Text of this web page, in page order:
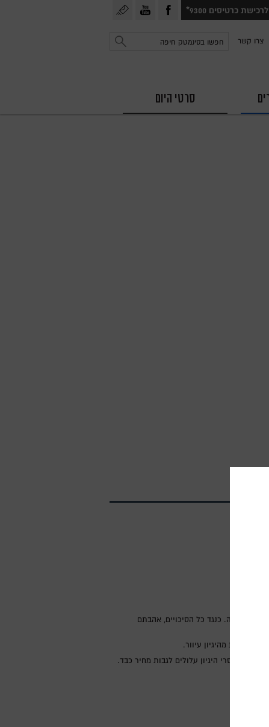
לרכישת כרטיסים 9300*
עקבו עקבו
צרו קשר חפש
סרטי היום
בוורונה. כנגד כל הסיכויים, אהבתם
קרובות מהיגיון עיוור.
חסרי היגיון עלולים לגבות מחיר כבד.